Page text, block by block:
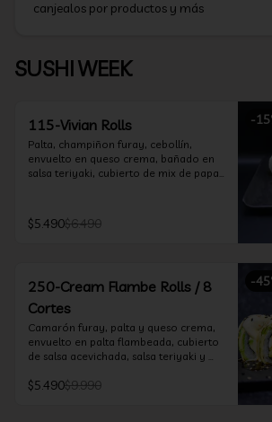
canjealos por productos y más
SUSHI WEEK
-15
115-Vivian Rolls
Palta, champiñon furay, cebollín,
envuelto en queso crema, bañado en
salsa teriyaki, cubierto de mix de papas
$5.490$6.490
-45
250-Cream Flambe Rolls / 8
Cortes
Camarón furay, palta y queso crema,
envuelto en palta flambeada, cubierto
de salsa acevichada, salsa teriyaki y
$5.490$9.990